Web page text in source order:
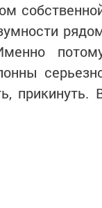
прикинуть.